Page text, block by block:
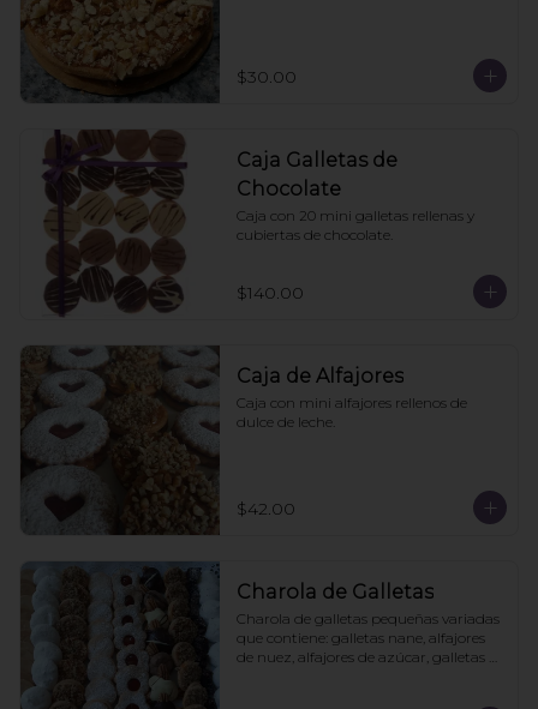
$30.00
Caja Galletas de
Chocolate
Caja con 20 mini galletas rellenas y
cubiertas de chocolate.
$140.00
Caja de Alfajores
Caja con mini alfajores rellenos de
dulce de leche.
$42.00
Charola de Galletas
Charola de galletas pequeñas variadas
que contiene: galletas nane, alfajores
de nuez, alfajores de azúcar, galletas